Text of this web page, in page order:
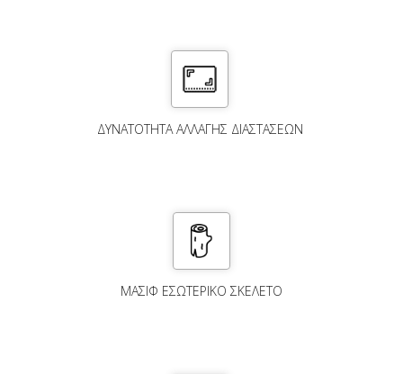
ΔΥΝΑΤΌΤΗΤΑ ΑΛΛΑΓΉΣ ΔΙΑΣΤΆΣΕΩΝ
ΜΑΣΙΦ ΕΣΩΤΕΡΙΚΟ ΣΚΕΛΕΤΟ